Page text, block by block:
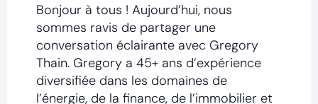
Bonjour à tous ! Aujourd’hui, nous
sommes ravis de partager une
conversation éclairante avec Gregory
Thain. Gregory a 45+ ans d’expérience
diversifiée dans les domaines de
l’énergie, de la finance, de l’immobilier et